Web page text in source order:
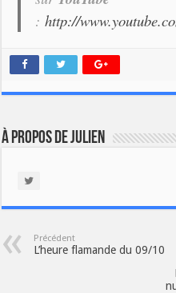
:http://
À propos de Julien
Précédent
L’heure flamande du 09/10